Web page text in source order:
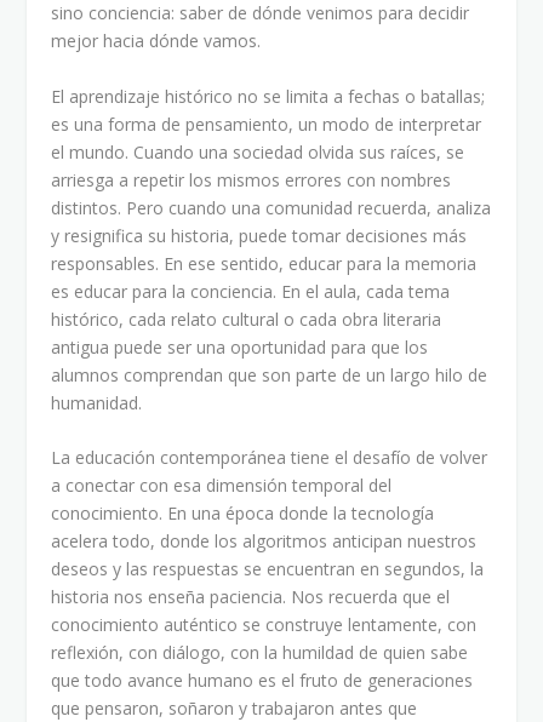
sino conciencia: saber de dónde venimos para decidir
mejor hacia dónde vamos.
El aprendizaje histórico no se limita a fechas o batallas;
es una forma de pensamiento, un modo de interpretar
el mundo. Cuando una sociedad olvida sus raíces, se
arriesga a repetir los mismos errores con nombres
distintos. Pero cuando una comunidad recuerda, analiza
y resignifica su historia, puede tomar decisiones más
responsables. En ese sentido, educar para la memoria
es educar para la conciencia. En el aula, cada tema
histórico, cada relato cultural o cada obra literaria
antigua puede ser una oportunidad para que los
alumnos comprendan que son parte de un largo hilo de
humanidad.
La educación contemporánea tiene el desafío de volver
a conectar con esa dimensión temporal del
conocimiento. En una época donde la tecnología
acelera todo, donde los algoritmos anticipan nuestros
deseos y las respuestas se encuentran en segundos, la
historia nos enseña paciencia. Nos recuerda que el
conocimiento auténtico se construye lentamente, con
reflexión, con diálogo, con la humildad de quien sabe
que todo avance humano es el fruto de generaciones
que pensaron, soñaron y trabajaron antes que